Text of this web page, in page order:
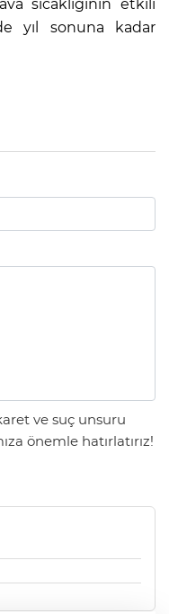
sıcaklığının etkili
yıl sonuna kadar
ve suç unsuru
önemle hatırlatırız!